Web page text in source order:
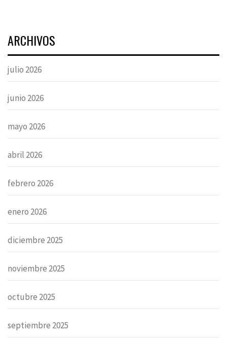
ARCHIVOS
julio 2026
junio 2026
mayo 2026
abril 2026
febrero 2026
enero 2026
diciembre 2025
noviembre 2025
octubre 2025
septiembre 2025